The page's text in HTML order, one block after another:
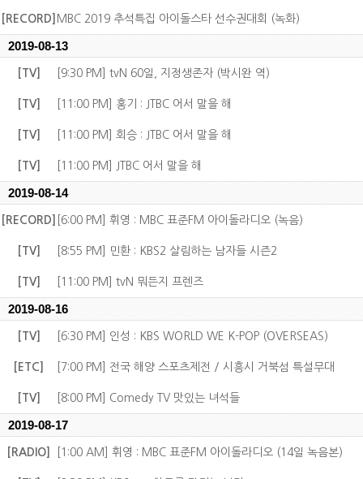
[RECORD] MBC 2019 추석특집 아이돌스타 선수권대회 (녹화)
2019-08-13
[TV] [9:30 PM] tvN 60일, 지정생존자 (박시완 역)
[TV] [11:00 PM] 홍기 : JTBC 어서 말을 해
[TV] [11:00 PM] 회승 : JTBC 어서 말을 해
[TV] [11:00 PM] JTBC 어서 말을 해
2019-08-14
[RECORD] [6:00 PM] 휘영 : MBC 표준FM 아이돌라디오 (녹음)
[TV] [8:55 PM] 민환 : KBS2 살림하는 남자들 시즌2
[TV] [11:00 PM] tvN 뭐든지 프렌즈
2019-08-16
[TV] [6:30 PM] 인성 : KBS WORLD WE K-POP (OVERSEAS)
[ETC] [7:00 PM] 전국 해양 스포츠제전 / 시흥시 거북섬 특설무대
[TV] [8:00 PM] Comedy TV 맛있는 녀석들
2019-08-17
[RADIO] [1:00 AM] 휘영 : MBC 표준FM 아이돌라디오 (14일 녹음본)